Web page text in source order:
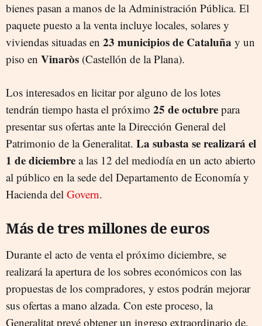
bienes pasan a manos de la Administración Pública. El
paquete puesto a la venta incluye locales, solares y
viviendas situadas en 23 municipios de Cataluña y un
piso en Vinaròs (Castellón de la Plana).
Los interesados en licitar por alguno de los lotes
tendrán tiempo hasta el próximo 25 de octubre para
presentar sus ofertas ante la Dirección General del
Patrimonio de la Generalitat. La subasta se realizará el
1 de diciembre a las 12 del mediodía en un acto abierto
al público en la sede del Departamento de Economía y
Hacienda del Govern.
Más de tres millones de euros
Durante el acto de venta el próximo diciembre, se
realizará la apertura de los sobres económicos con las
propuestas de los compradores, y estos podrán mejorar
sus ofertas a mano alzada. Con este proceso, la
Generalitat prevé obtener un ingreso extraordinario de,